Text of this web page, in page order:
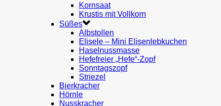
Kornsaat
Krustis mit Vollkorn
Süßes
Albstollen
Elisele – Mini Elisenlebkuchen
Haselnussmasse
Hefefreier „Hefe“-Zopf
Sonntagszopf
Striezel
Bierkracher
Hörnle
Nusskracher